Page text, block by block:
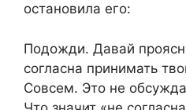
остановила его:
Подожди. Давай
согласна принимать
Совсем. Это не